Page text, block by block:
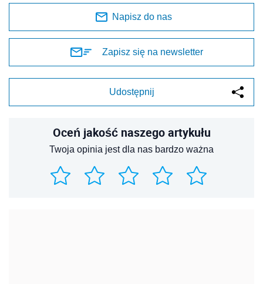
Napisz do nas
Zapisz się na newsletter
Udostępnij
Oceń jakość naszego artykułu
Twoja opinia jest dla nas bardzo ważna